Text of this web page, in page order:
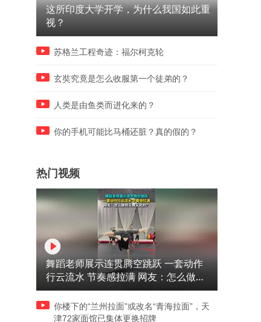
04:02
分享28种实用工具！
工人把甘蔗一根根的续在里
这是把不能吃的甘蔗处理了
这所印度大学开学，为什么我国如此重
视？
苏格兰工程奇迹：福尔柯克轮
玄奘究竟是怎么收服第一个徒弟的？
人类是由鱼类而进化来的？
你的手机可能比马桶还脏？真的假的？
热门视频
舞蹈老师展示连贯腾空跳跃 一套动作
行云流水 节奏感拉满 网友：怎么做到
又舞又武的？
你楼下的“兰州拉面”或改名“青海拉面”，天
津72家面馆已集体更换招牌